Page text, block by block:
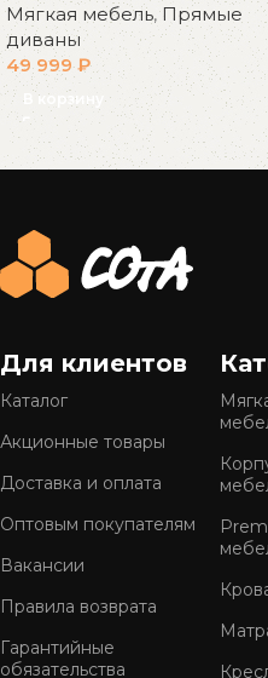
Мягкая мебель,Прямые
диваны
49 999₽
В корзину
Read More
Для клиентов
Каталог
Акционные товары
Доставка и оплата
Оптовым покупателям
Вакансии
Правила возврата
Гарантийные
обязательства